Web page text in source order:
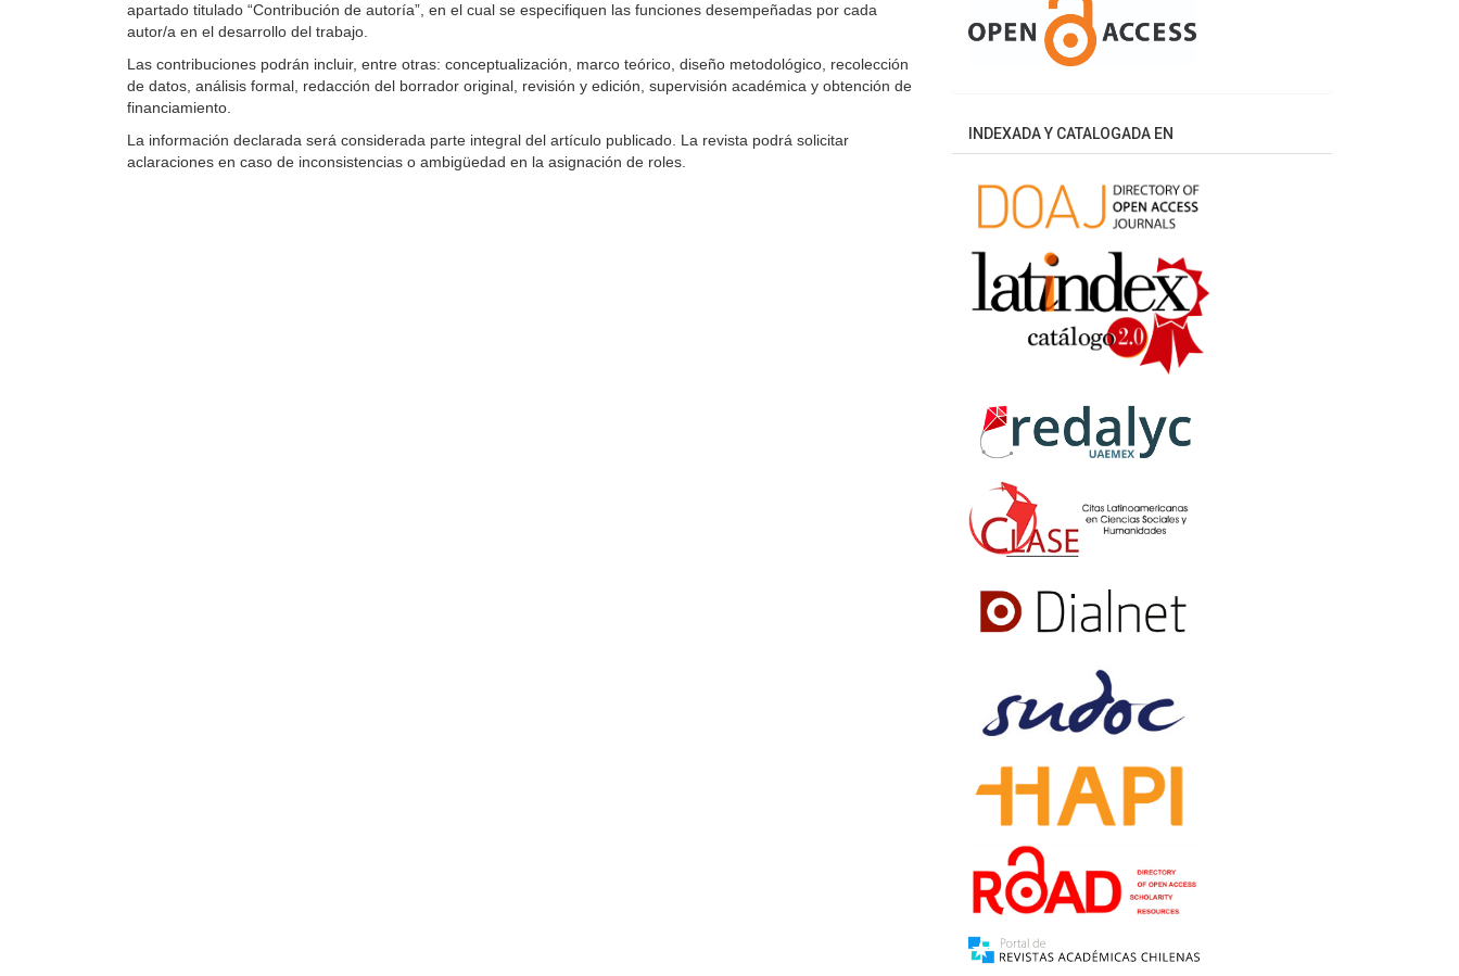
apartado titulado “Contribución de autoría”, en el cual se especifiquen las funciones desempeñadas por cada
autor/a en el desarrollo del trabajo.
Las contribuciones podrán incluir, entre otras: conceptualización, marco teórico, diseño metodológico, recolección
de datos, análisis formal, redacción del borrador original, revisión y edición, supervisión académica y obtención de
financiamiento.
La información declarada será considerada parte integral del artículo publicado. La revista podrá solicitar
aclaraciones en caso de inconsistencias o ambigüedad en la asignación de roles.
INDEXADA Y CATALOGADA EN